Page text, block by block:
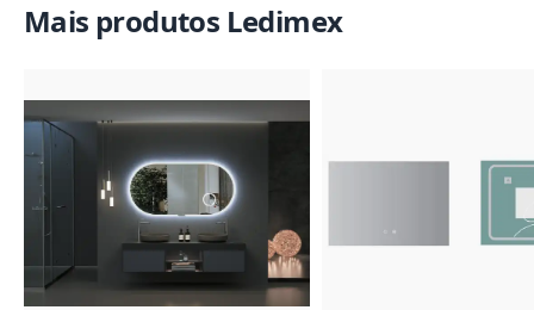
Mais produtos Ledimex
Imagem do Produto